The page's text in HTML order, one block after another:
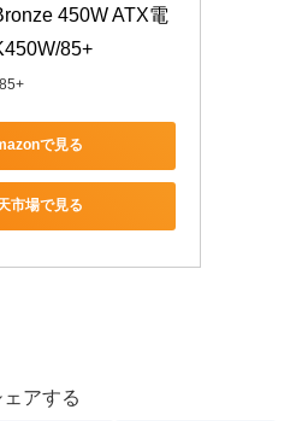
450W ATX電
85+
で見る
市場で見る
ェアする